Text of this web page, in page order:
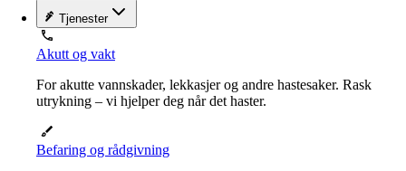
Tjenester
Akutt og vakt
For akutte vannskader, lekkasjer og andre hastesaker. Rask
utrykning – vi hjelper deg når det haster.
Befaring og rådgivning